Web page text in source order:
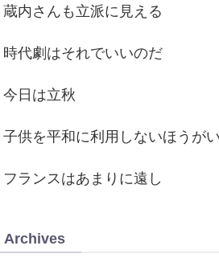
蔵内さんも立派に見える
時代劇はそれでいいのだ
今日は立秋
子供を平和に利用しないほうが
フランスはあまりに遠し
Archives